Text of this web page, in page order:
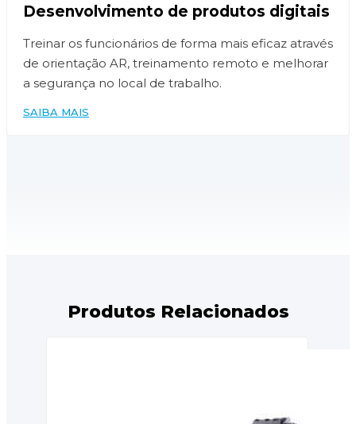
Desenvolvimento de produtos digitais
Treinar os funcionários de forma mais eficaz através
de orientação AR, treinamento remoto e melhorar
a segurança no local de trabalho.
SAIBA MAIS
Produtos Relacionados